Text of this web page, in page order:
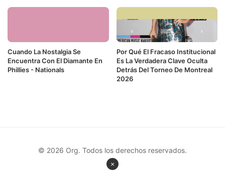
Cuando La Nostalgia Se
Encuentra Con El Diamante En
Phillies - Nationals
Por Qué El Fracaso Institucional
Es La Verdadera Clave Oculta
Detrás Del Torneo De Montreal
2026
×
© 2026 Org. Todos los derechos reservados.